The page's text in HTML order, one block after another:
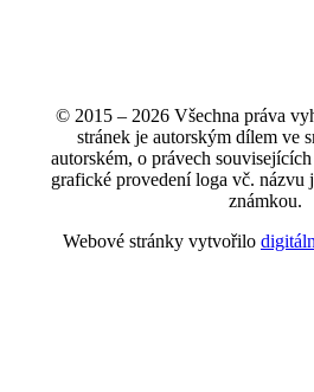
© 2015 – 2026 Všechna práva
stránek je autorským dílem ve
autorském, o právech
grafické provedení loga vč. názvu
známkou.
Webové stránky vytvořilo